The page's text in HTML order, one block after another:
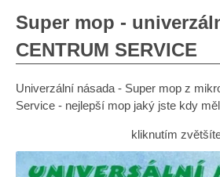
Super mop -
CENTRUM SERVICE
Univerzální násada - Super mop z
Service - nejlepší mop jaký jste kdy
kliknutím